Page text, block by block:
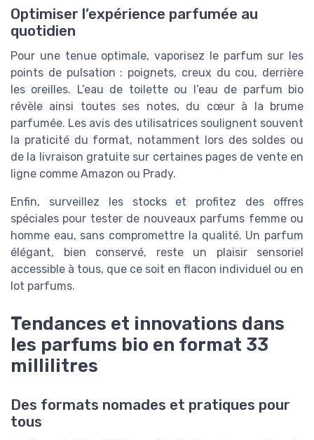
Optimiser l’expérience parfumée au
quotidien
Pour une tenue optimale, vaporisez le parfum sur les
points de pulsation : poignets, creux du cou, derrière
les oreilles. L’eau de toilette ou l’eau de parfum bio
révèle ainsi toutes ses notes, du cœur à la brume
parfumée. Les avis des utilisatrices soulignent souvent
la praticité du format, notamment lors des soldes ou
de la livraison gratuite sur certaines pages de vente en
ligne comme Amazon ou Prady.
Enfin, surveillez les stocks et profitez des offres
spéciales pour tester de nouveaux parfums femme ou
homme eau, sans compromettre la qualité. Un parfum
élégant, bien conservé, reste un plaisir sensoriel
accessible à tous, que ce soit en flacon individuel ou en
lot parfums.
Tendances et innovations dans
les parfums bio en format 33
millilitres
Des formats nomades et pratiques pour
tous